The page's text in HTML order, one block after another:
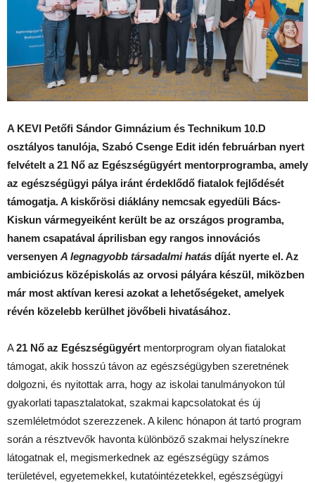
A KEVI Petőfi Sándor Gimnázium és Technikum 10.D
osztályos tanulója, Szabó Csenge Edit idén februárban nyert
felvételt a 21 Nő az Egészségügyért mentorprogramba, amely
az egészségügyi pálya iránt érdeklődő fiatalok fejlődését
támogatja. A kiskőrösi diáklány nemcsak egyedüli Bács-
Kiskun vármegyeiként került be az országos programba,
hanem csapatával áprilisban egy rangos innovációs
versenyen A legnagyobb társadalmi hatás díját nyerte el. Az
ambiciózus középiskolás az orvosi pályára készül, miközben
már most aktívan keresi azokat a lehetőségeket, amelyek
révén közelebb kerülhet jövőbeli hivatásához.
A21 Nő az Egészségügyért mentorprogram olyan fiatalokat
támogat, akik hosszú távon az egészségügyben szeretnének
dolgozni, és nyitottak arra, hogy az iskolai tanulmányokon túl
gyakorlati tapasztalatokat, szakmai kapcsolatokat és új
szemléletmódot szerezzenek. A kilenc hónapon át tartó program
során a résztvevők havonta különböző szakmai helyszínekre
látogatnak el, megismerkednek az egészségügy számos
területével, egyetemekkel, kutatóintézetekkel, egészségügyi